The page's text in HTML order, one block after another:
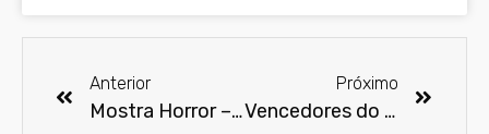
Anterior
Mostra Horror – 14ª. Edição do CINEFANTASY
Próximo
Vencedores do Emmy 2022